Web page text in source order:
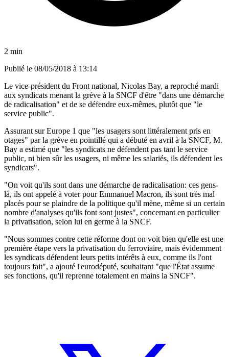
2 min
Publié le 08/05/2018 à 13:14
Le vice-président du Front national, Nicolas Bay, a reproché mardi
aux syndicats menant la grève à la SNCF d'être "dans une démarche
de radicalisation" et de se défendre eux-mêmes, plutôt que "le
service public".
Assurant sur Europe 1 que "les usagers sont littéralement pris en
otages" par la grève en pointillé qui a débuté en avril à la SNCF, M.
Bay a estimé que "les syndicats ne défendent pas tant le service
public, ni bien sûr les usagers, ni même les salariés, ils défendent les
syndicats".
"On voit qu'ils sont dans une démarche de radicalisation: ces gens-
là, ils ont appelé à voter pour Emmanuel Macron, ils sont très mal
placés pour se plaindre de la politique qu'il mène, même si un certain
nombre d'analyses qu'ils font sont justes", concernant en particulier
la privatisation, selon lui en germe à la SNCF.
"Nous sommes contre cette réforme dont on voit bien qu'elle est une
première étape vers la privatisation du ferroviaire, mais évidemment
les syndicats défendent leurs petits intérêts à eux, comme ils l'ont
toujours fait", a ajouté l'eurodéputé, souhaitant "que l'État assume
ses fonctions, qu'il reprenne totalement en mains la SNCF".